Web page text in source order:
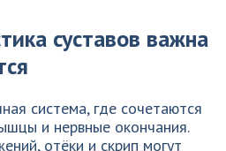
суставов важна
система, где сочетаются
и нервные окончания.
отёки и скрип могут